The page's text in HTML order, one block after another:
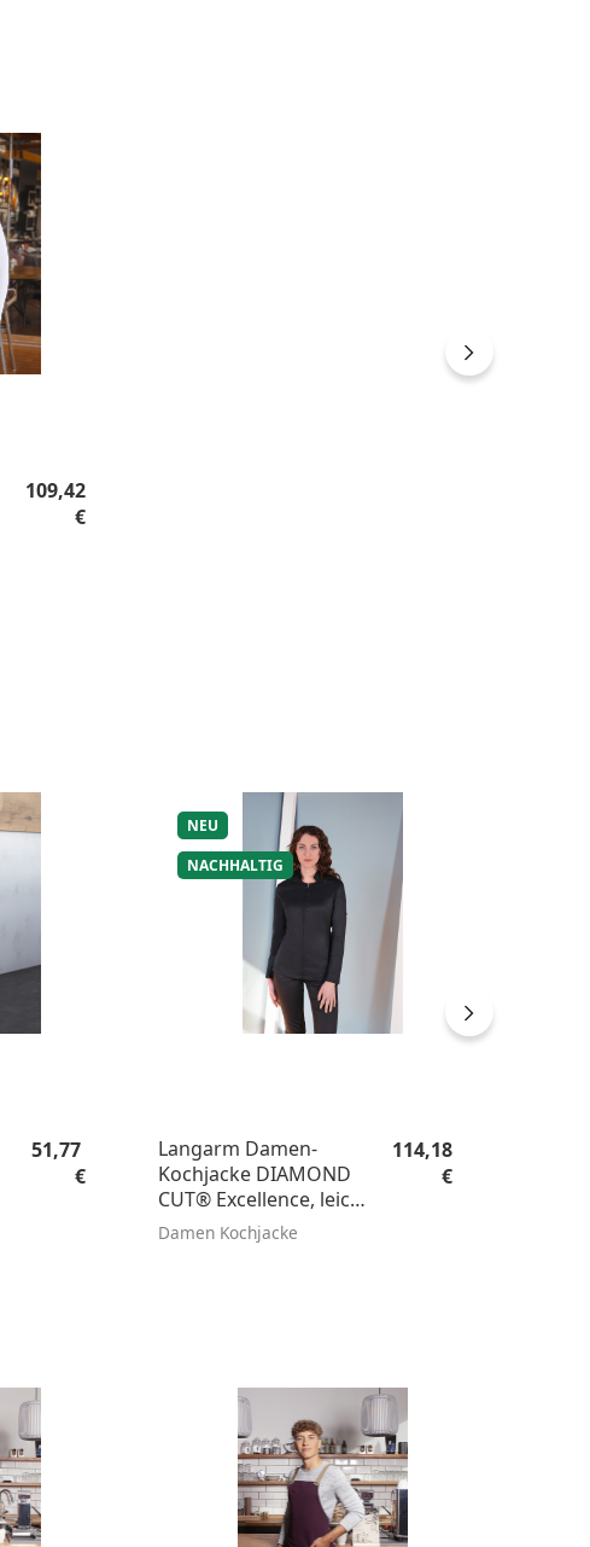
Regulärer Preis:
109,42
€
Regulärer Preis:
51,77
€
NEU
NACHHALTIG
Langarm Damen-
Kochjacke DIAMOND
CUT® Excellence, leicht
tailliert
Damen Kochjacke
Regulärer Preis:
114,18
€